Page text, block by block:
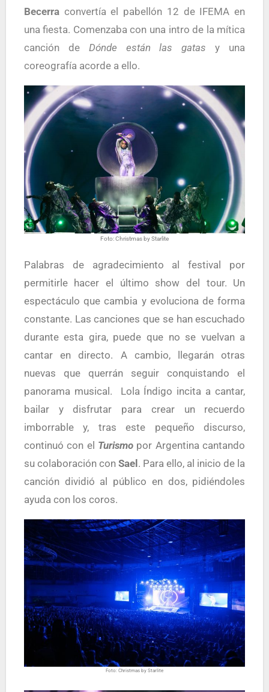
Becerraconvertía el pabellón 12 de IFEMA en
una fiesta. Comenzaba con una intro de la mítica
canción de Dónde están las gatas y una
coreografía acorde a ello.
Foto: Christmas by Starlite
Palabras de agradecimiento al festival por
permitirle hacer el último show del tour. Un
espectáculo que cambia y evoluciona de forma
constante. Las canciones que se han escuchado
durante esta gira, puede que no se vuelvan a
cantar en directo. A cambio, llegarán otras
nuevas que querrán seguir conquistando el
panorama musical. Lola Índigo incita a cantar,
bailar y disfrutar para crear un recuerdo
imborrable y, tras este pequeño discurso,
continuó con el Turismo por Argentina cantando
su colaboración con Sael. Para ello, al inicio de la
canción dividió al público en dos, pidiéndoles
ayuda con los coros.
Foto: Christmas by Starlite